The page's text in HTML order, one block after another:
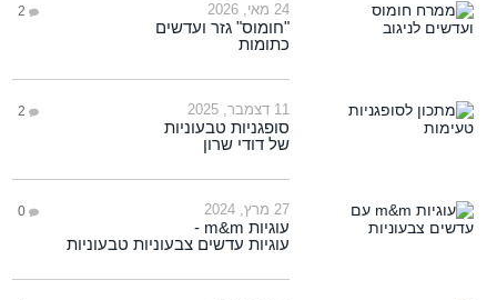
24 מאי, 2026 2
"חומוס" גזר ועדשים
כתומות
11 דצמבר, 2025 2
סופגניות טבעוניות
של דודי שרון
27 מרץ, 2024 0
עוגיות m&m -
עוגיות עדשים צבעוניות טבעוניות